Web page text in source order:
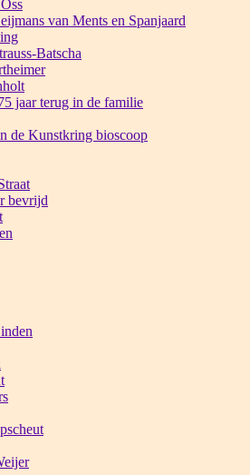
van Ments en Spanjaard
Batscha
jaar terug in de familie
de Kunstkring bioscoop
bevrijd